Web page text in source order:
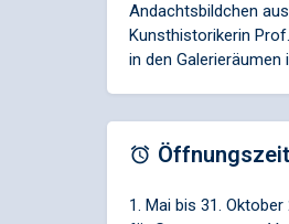
Andachtsbildchen
Kunsthistorikerin
in den
1. Mai bis 31. Oktober